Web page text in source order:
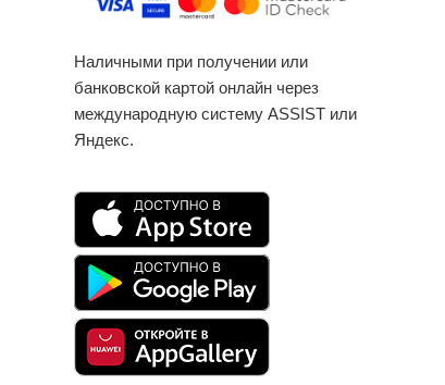
Наличными при получении или
банковской картой онлайн через
международную систему ASSIST или
Яндекс.